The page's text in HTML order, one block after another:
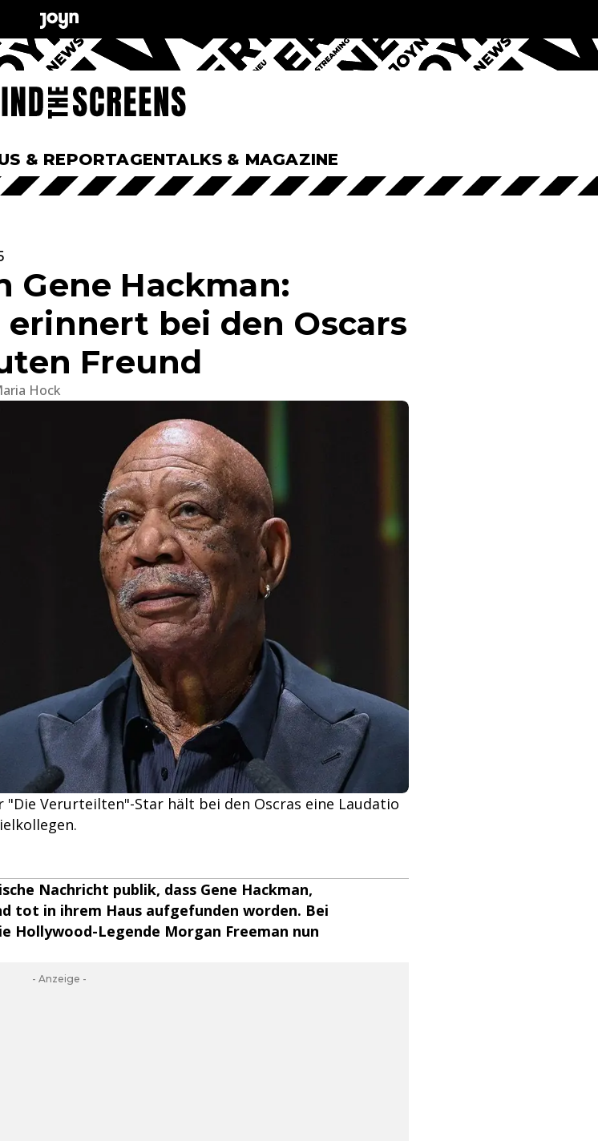
& REPORTAGENTALKS & MAGAZINE
Gene Hackman:
bei den Oscars
Freund
Hock
"Die Verurteilten"-Star hält bei den Oscras eine Laudatio
Nachricht publik, dass Gene Hackman,
tot in ihrem Haus aufgefunden worden. Bei
Hollywood-Legende Morgan Freeman nun
- Anzeige -